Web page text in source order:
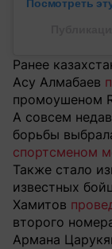
Посмотреть
Ранее
Асу Алмабаев
промоушеном
А совсем
борьбы
спортсменом
Также стало
известных
Хамитов
второго
Армана